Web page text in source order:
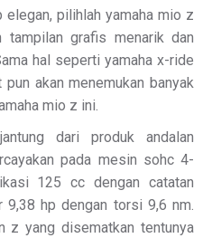
pilihlah yamaha mio z
tampilan grafis menarik dan
hal seperti yamaha x-ride
akan menemukan banyak
mio z ini.
dari produk andalan
pada mesin sohc 4-
125 cc dengan catatan
hp dengan torsi 9,6 nm.
z yang disematkan tentunya